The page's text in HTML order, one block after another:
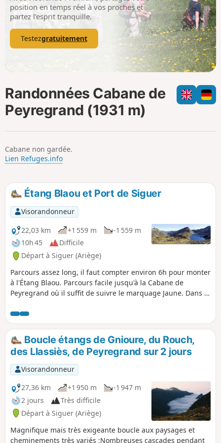
p
position en temps réel à vos proches et
partez l’esprit tranquille.
Testezgratuitement
Randonnées Cabane de
Peyregrand (1931 m)
Cabane non gardée.
Lien Refuges.info
Étang Blaou et Port de Siguer
Visorandonneur
22,03 km
+1 559 m
-1 559 m
10h 45
Difficile
Départ à Siguer (Ariège)
Parcours assez long, il faut compter environ 6h pour monter
à l'Étang Blaou. Parcours facile jusqu'à la Cabane de
Peyregrand où il suffit de suivre le marquage Jaune. Dans la
effacés et on perd facilement le marquage. On le retrouve
ensuite au début de la montée finale où il est assez facile
de voir les cairns et les marquages Jaunes. Grand plaisir
une fois à l'étang où il n'y a personne et le paysage est
magnifique.
Boucle étangs de Gnioure, du Rouch,
des Llassiès, de Peyregrand sur 2 jours
Visorandonneur
27,36 km
+1 950 m
-1 947 m
2 jours
Très difficile
Départ à Siguer (Ariège)
Magnifique mais très exigeante boucle aux paysages et
cheminements très variés :Nombreuses cascades pendant